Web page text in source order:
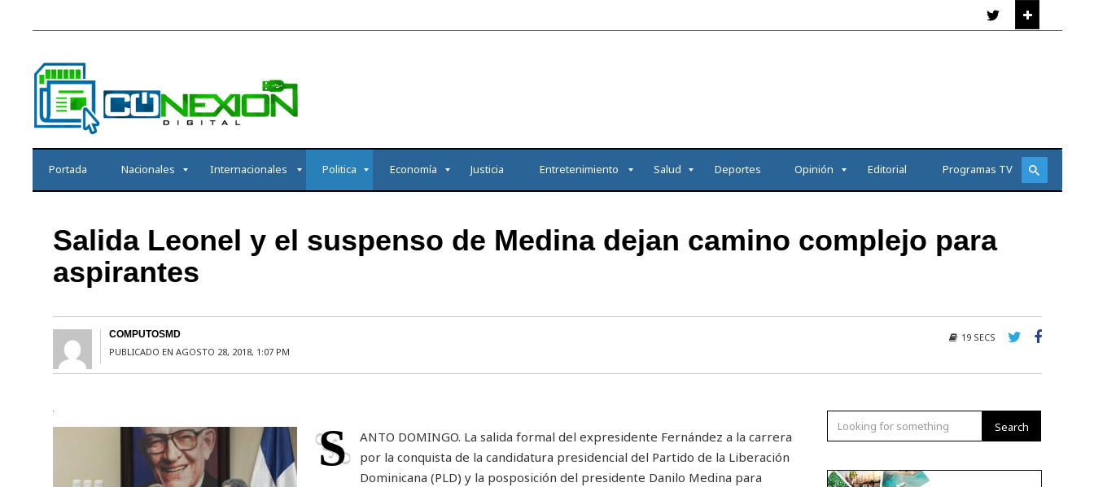
Portada Nacionales Internacionales Politica Economía Justicia Entretenimiento Salud Deportes Opinión Editorial Programas TV
Salida Leonel y el suspenso de Medina dejan camino complejo para
aspirantes
COMPUTOSMD
PUBLICADO EN AGOSTO 28, 2018, 1:07 PM
19 SECS
S
ANTO DOMINGO. La salida formal del expresidente Fernández a la carrera
por la conquista de la candidatura presidencial del Partido de la Liberación
Dominicana (PLD) y la posposición del presidente Danilo Medina para
Search